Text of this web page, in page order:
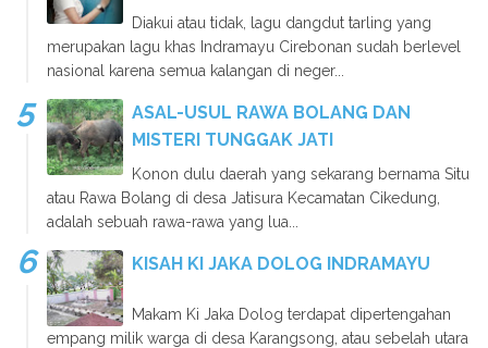
Diakui atau tidak, lagu dangdut tarling yang
merupakan lagu khas Indramayu Cirebonan sudah berlevel
nasional karena semua kalangan di neger...
ASAL-USUL RAWA BOLANG DAN
MISTERI TUNGGAK JATI
Konon dulu daerah yang sekarang bernama Situ
atau Rawa Bolang di desa Jatisura Kecamatan Cikedung,
adalah sebuah rawa-rawa yang lua...
KISAH KI JAKA DOLOG INDRAMAYU
Makam Ki Jaka Dolog terdapat dipertengahan
empang milik warga di desa Karangsong, atau sebelah utara